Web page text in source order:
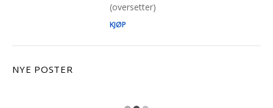
(oversetter)
KJØP
NYE POSTER